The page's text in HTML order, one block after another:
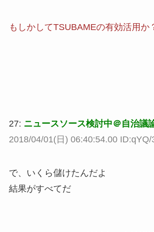
もしかしてTSUBAMEの有効活用か
27: ニュースソース検討中＠自治議
2018/04/01(日) 06:40:54.00 ID:qYQ/
で、いくら儲けたんだよ
結果がすべてだ